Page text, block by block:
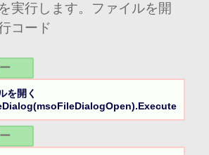
実行します。ファイルを開
コード
を開く